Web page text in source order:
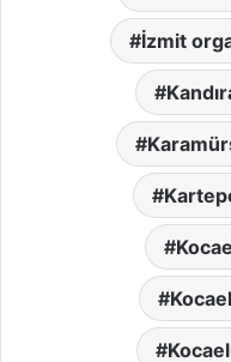
İzmit